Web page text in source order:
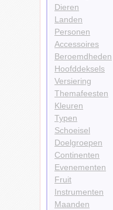
Dieren
Landen
Personen
Accessoires
Beroemdheden
Hoofddeksels
Versiering
Themafeesten
Kleuren
Typen
Schoeisel
Doelgroepen
Continenten
Evenementen
Fruit
Instrumenten
Maanden